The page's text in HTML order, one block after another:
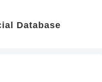
Database